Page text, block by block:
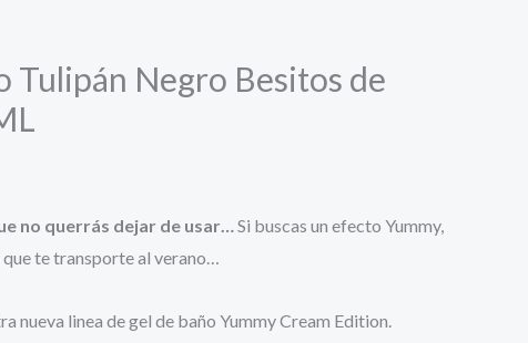
Tulipán Negro Besitos de
no querrás dejar de usar… Si buscas un efecto Yummy,
te transporte al verano…
nueva linea de gel de baño Yummy Cream Edition.